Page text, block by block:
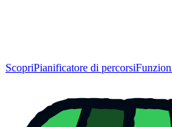
ScopriPianificatore di percorsi